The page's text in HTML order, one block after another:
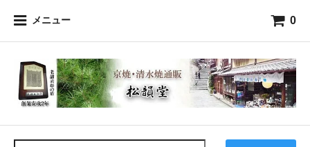
メニュー 0